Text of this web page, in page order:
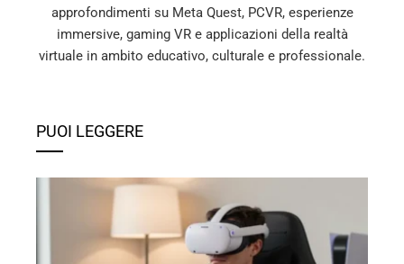
approfondimenti su Meta Quest, PCVR, esperienze
immersive, gaming VR e applicazioni della realtà
virtuale in ambito educativo, culturale e professionale.
PUOI LEGGERE